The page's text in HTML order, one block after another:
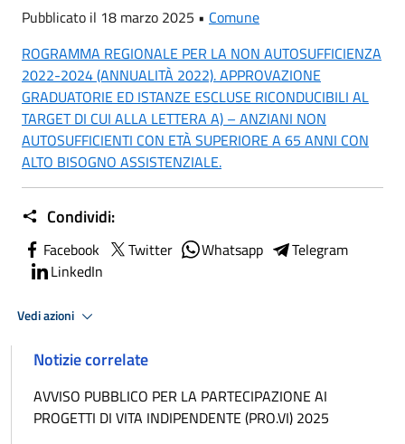
Pubblicato il 18 marzo 2025 • Comune
ROGRAMMA REGIONALE PER LA NON AUTOSUFFICIENZA
2022-2024 (ANNUALITÀ 2022). APPROVAZIONE
GRADUATORIE ED ISTANZE ESCLUSE RICONDUCIBILI AL
TARGET DI CUI ALLA LETTERA A) – ANZIANI NON
AUTOSUFFICIENTI CON ETÀ SUPERIORE A 65 ANNI CON
ALTO BISOGNO ASSISTENZIALE.
Condividi:
Facebook Twitter Whatsapp
Telegram
LinkedIn
Vedi azioni
Notizie correlate
AVVISO PUBBLICO PER LA PARTECIPAZIONE AI
PROGETTI DI VITA INDIPENDENTE (PRO.VI) 2025